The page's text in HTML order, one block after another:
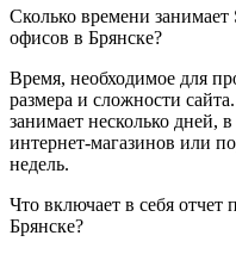
Сколько времени занимает
офисов в Брянске?
Время, необходимое для
размера и сложности
занимает несколько дней,
интернет-магазинов или
недель.
Что включает в себя отчет
Брянске?